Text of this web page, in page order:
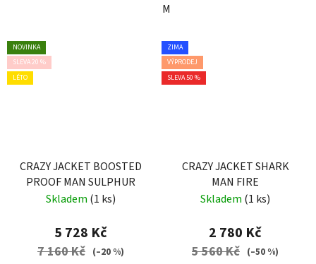
M
NOVINKA
SLEVA 20 %
LÉTO
CRAZY JACKET BOOSTED
PROOF MAN SULPHUR
Skladem (1 ks)
5 728 Kč
7 160 Kč (–20 %)
ZIMA
VÝPRODEJ
SLEVA 50 %
CRAZY JACKET SHARK
MAN FIRE
Skladem (1 ks)
2 780 Kč
5 560 Kč (–50 %)